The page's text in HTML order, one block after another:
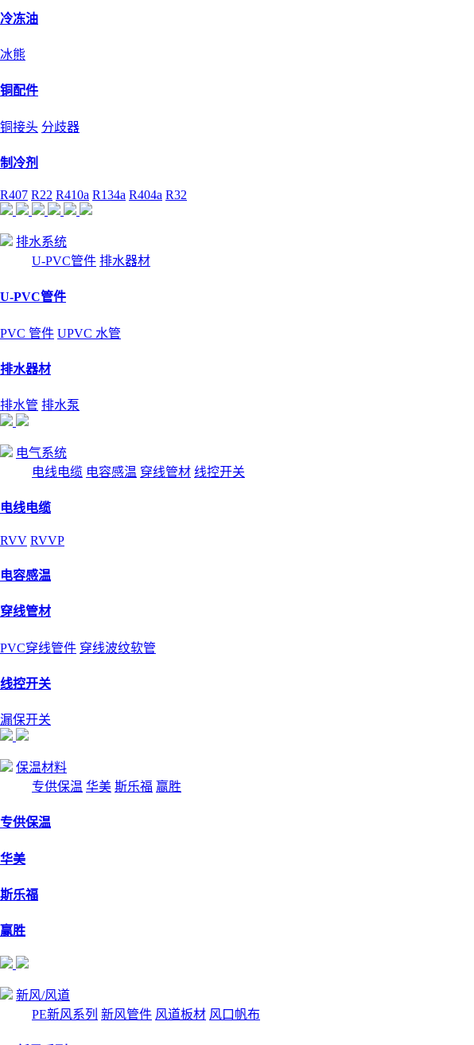
冷冻油
冰熊
铜配件
铜接头 分歧器
制冷剂
R407 R22 R410a R134a R404a R32
排水系统
U-PVC管件 排水器材
U-PVC管件
PVC 管件 UPVC 水管
排水器材
排水管 排水泵
电气系统
电线电缆 电容感温 穿线管材 线控开关
电线电缆
RVV RVVP
电容感温
穿线管材
PVC穿线管件 穿线波纹软管
线控开关
漏保开关
保温材料
专供保温 华美 斯乐福 赢胜
专供保温
华美
斯乐福
赢胜
新风/风道
PE新风系列 新风管件 风道板材 风口帆布